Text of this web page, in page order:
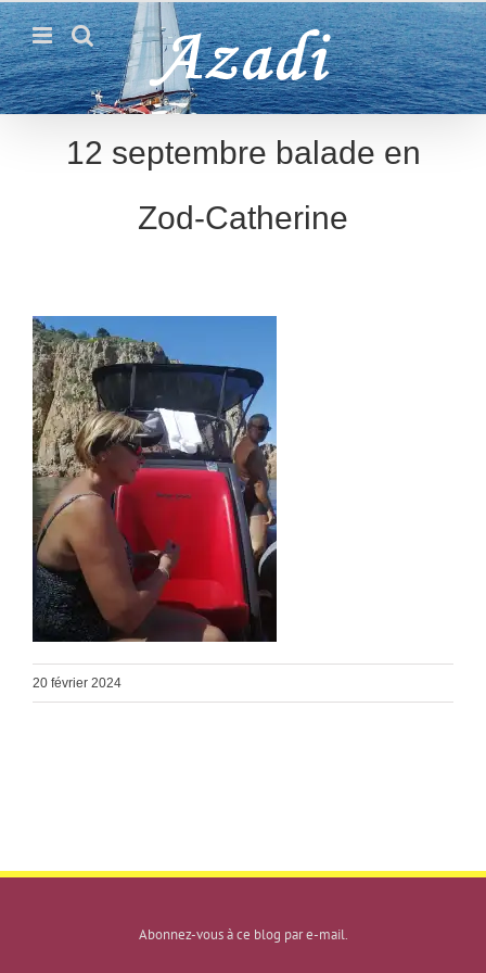
Passer
au
contenu
12 septembre balade en
Zod-Catherine
20 février 2024
Abonnez-vous à ce blog par e-mail.